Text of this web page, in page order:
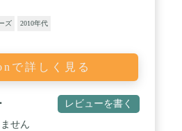
ズ 2010年代
で詳しく見る
レビューを書く
せん